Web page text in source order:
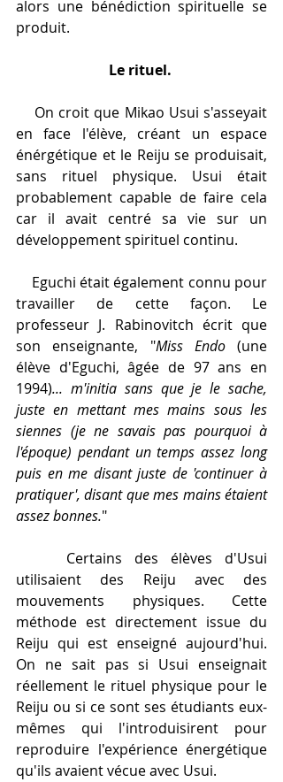
alors une bénédiction spirituelle se
produit.
Le rituel.
en face l'élève, créant un espace
énérgétique et le Reiju se produisait,
sans rituel physique. Usui était
probablement capable de faire cela
car il avait centré sa vie sur un
développement spirituel continu.
travailler de cette façon. Le
professeur J. Rabinovitch écrit que
son enseignante, "Miss Endo (une
élève d'Eguchi, âgée de 97 ans en
1994)... m'initia sans que je le sache,
juste en mettant mes mains sous les
siennes (je ne savais pas pourquoi à
l'époque) pendant un temps assez long
puis en me disant juste de 'continuer à
pratiquer', disant que mes mains étaient
assez bonnes."
utilisaient des Reiju avec des
mouvements physiques. Cette
méthode est directement issue du
Reiju qui est enseigné aujourd'hui.
On ne sait pas si Usui enseignait
réellement le rituel physique pour le
Reiju ou si ce sont ses étudiants eux-
mêmes qui l'introduisirent pour
reproduire l'expérience énergétique
qu'ils avaient vécue avec Usui.